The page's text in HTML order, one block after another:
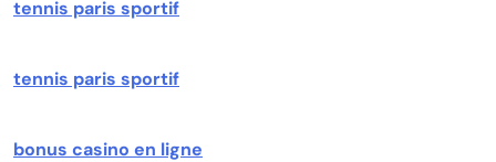
tennis paris sportif
tennis paris sportif
bonus casino en ligne